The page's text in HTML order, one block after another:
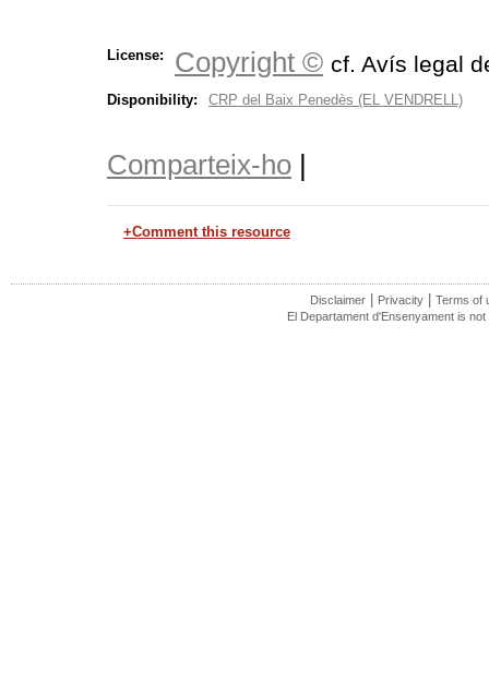
License: Copyright © cf. Avís legal
Disponibility: CRP del Baix Penedès (EL VENDRELL)
Comparteix-ho |
+Comment this resource
Disclaimer | Privacity | Terms of
El Departament d'Ensenyament is